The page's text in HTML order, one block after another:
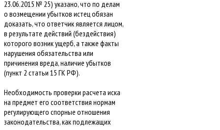
23.06.2015 № 25) указано, что по делам
о возмещении убытков истец обязан
доказать, что ответчик является лицом,
в результате действий (бездействия)
которого возник ущерб, а также факты
нарушения обязательства или
причинения вреда, наличие убытков
(пункт 2 статьи 15 ГК РФ).
Необходимость проверки расчета иска
на предмет его соответствия нормам
регулирующего спорные отношения
законодательства, как подлежащих